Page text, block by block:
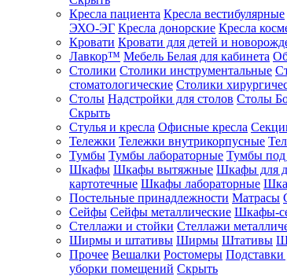
Кресла пациента Кресла вестибулярные
ЭХО-ЭГ Кресла донорские Кресла
Кровати Кровати для детей и
Лавкор™ Мебель Белая для кабинета
Столики Столики инструментальные
стоматологические Столики
Столы Надстройки для столов Столы
Скрыть
Стулья и кресла Офисные кресла
Тележки Тележки внутрикорпусные
Тумбы Тумбы лабораторные Тумбы под
Шкафы Шкафы вытяжные Шкафы для
картотечные Шкафы лабораторные
Постельные принадлежности Матрасы
Сейфы Сейфы металлические Шкафы-
Стеллажи и стойки Стеллажи
Ширмы и штативы Ширмы Штативы
Прочее Вешалки Ростомеры Подставки
уборки помещений Скрыть